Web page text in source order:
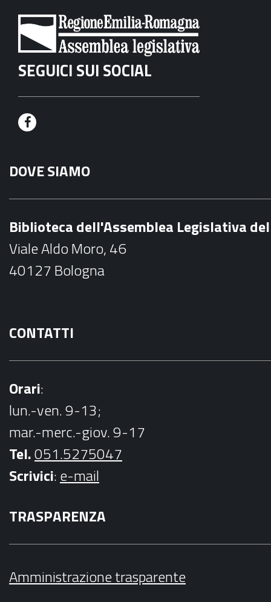
SEGUICI SUI SOCIAL
F
c
e
o
k
DOVE SIAMO
Biblioteca dell'Assemblea Legislativa
Viale Aldo Moro, 46
40127 Bologna
CONTATTI
Orari:
lun.-ven. 9-13;
mar.-merc.-giov. 9-17
Tel.051.5275047
Scrivici:e-mail
TRASPARENZA
Amministrazione trasparente